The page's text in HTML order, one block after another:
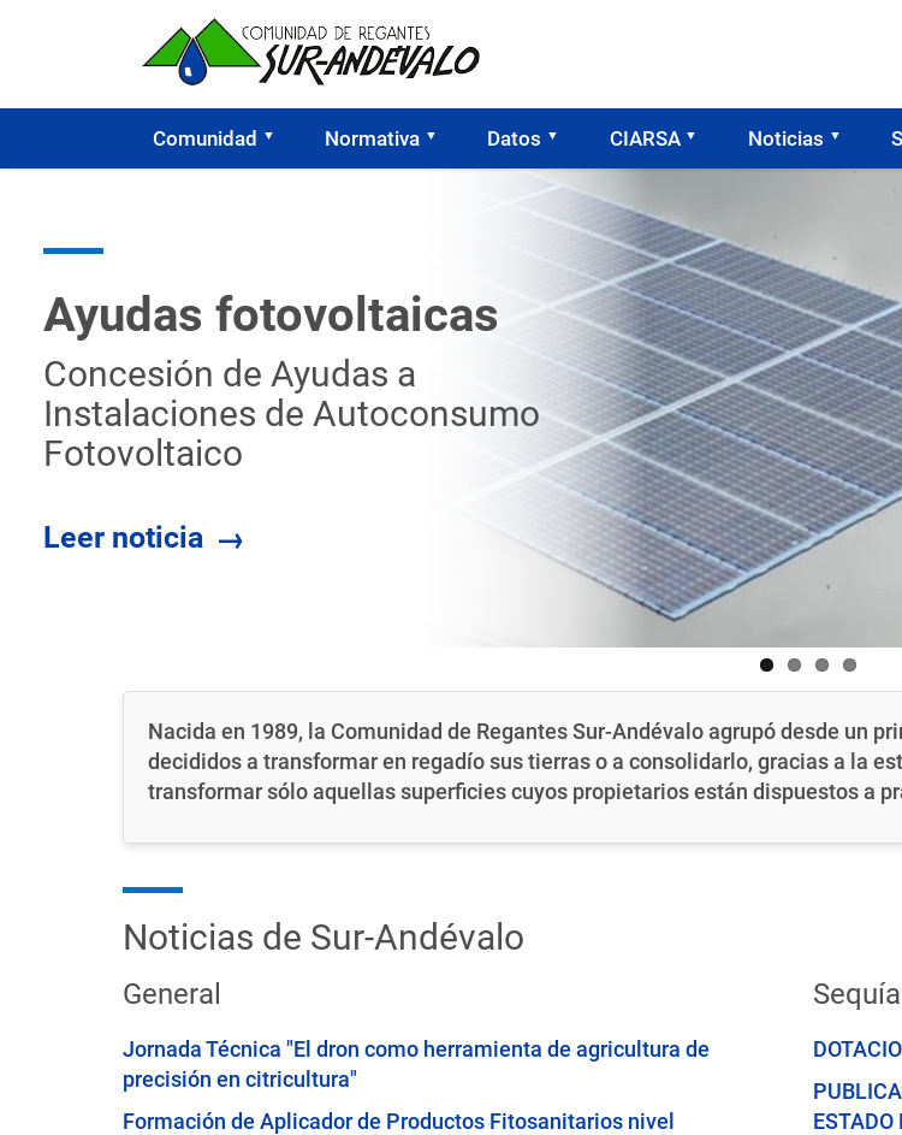
Comunidad Normativa Datos CIARSA Noticias
Ayudas fotovoltaicas
Concesión de Ayudas a
Instalaciones de Autoconsumo
Fotovoltaico
Leer noticia
Nacida en 1989, la Comunidad de Regantes Sur-Andévalo agrupó desde un
decididos a transformar en regadío sus tierras o a consolidarlo, gracias a la
transformar sólo aquellas superficies cuyos propietarios están dispuestos a
Noticias de Sur-Andévalo
General
Jornada Técnica "El dron como herramienta de agricultura de
precisión en citricultura"
Formación de Aplicador de Productos Fitosanitarios nivel
Sequía
ESTADO